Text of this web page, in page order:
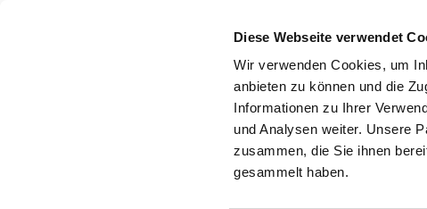
Diese Webseite verwendet
Wir verwenden Cookies, um
anbieten zu können und die
Informationen zu Ihrer
und Analysen weiter. Unsere
zusammen, die Sie ihnen
gesammelt haben.
Menü Buchen